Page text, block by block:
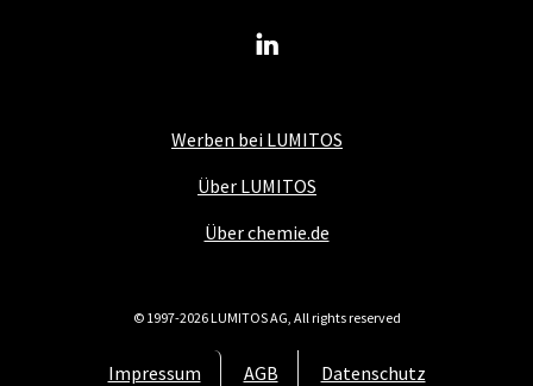
Werben bei LUMITOS
Über LUMITOS
Über chemie.de
Impressum AGB Datenschutz
© 1997-2026 LUMITOS AG, All rights reserved